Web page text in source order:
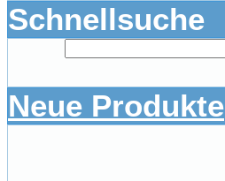
Schnellsuche
Neue Produkte